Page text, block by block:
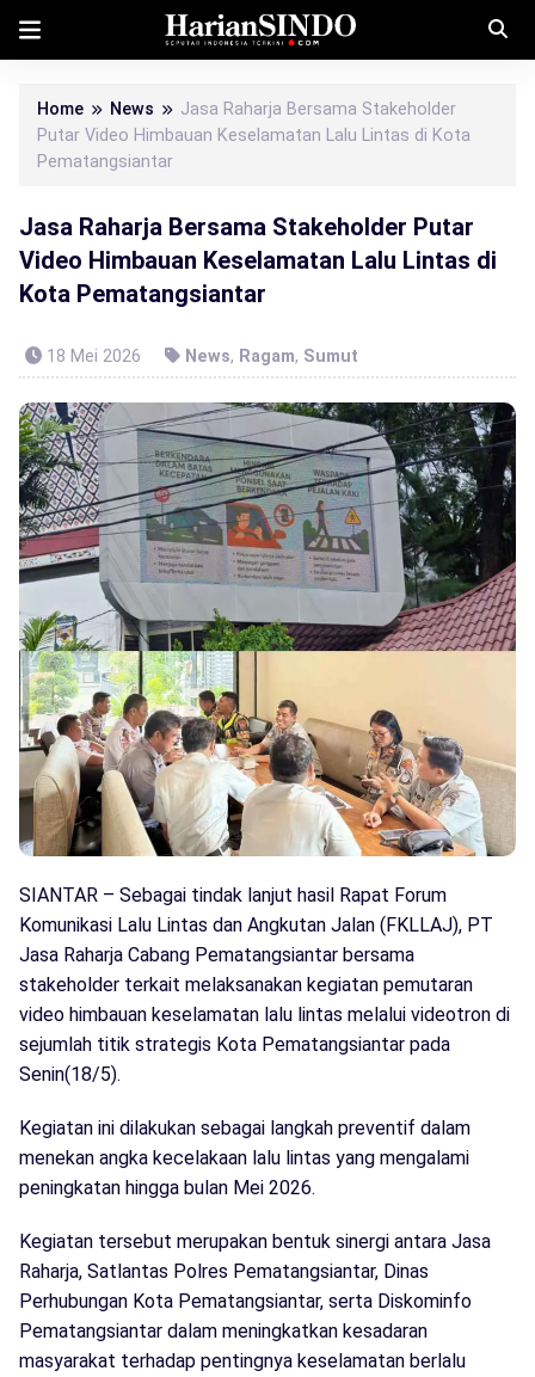
Home News
Jasa Raharja Bersama Stakeholder
Putar Video Himbauan Keselamatan Lalu Lintas di Kota
Pematangsiantar
Jasa Raharja Bersama Stakeholder Putar
Video Himbauan Keselamatan Lalu Lintas di
Kota Pematangsiantar
18 Mei 2026 News, Ragam, Sumut
SIANTAR – Sebagai tindak lanjut hasil Rapat Forum
Komunikasi Lalu Lintas dan Angkutan Jalan (FKLLAJ), PT
Jasa Raharja Cabang Pematangsiantar bersama
stakeholder terkait melaksanakan kegiatan pemutaran
video himbauan keselamatan lalu lintas melalui videotron di
sejumlah titik strategis Kota Pematangsiantar pada
Senin(18/5).
Kegiatan ini dilakukan sebagai langkah preventif dalam
menekan angka kecelakaan lalu lintas yang mengalami
peningkatan hingga bulan Mei 2026.
Kegiatan tersebut merupakan bentuk sinergi antara Jasa
Raharja, Satlantas Polres Pematangsiantar, Dinas
Perhubungan Kota Pematangsiantar, serta Diskominfo
Pematangsiantar dalam meningkatkan kesadaran
masyarakat terhadap pentingnya keselamatan berlalu